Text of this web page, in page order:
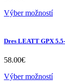
Výber možností
Dres LEATT GPX
58.00€
Výber možností